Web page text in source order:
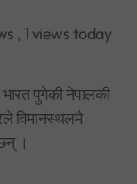
, 1 views today
पुगेकी नेपालकी
विमानस्थलमै
।